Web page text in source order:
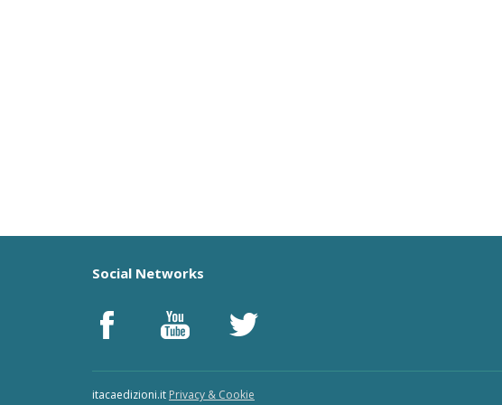
Social Networks
itacaedizioni.it Privacy & Cookie